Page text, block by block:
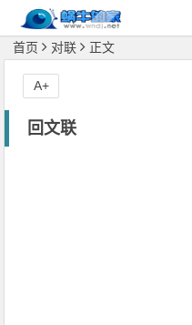
首页 对联 正文
回文联
A+